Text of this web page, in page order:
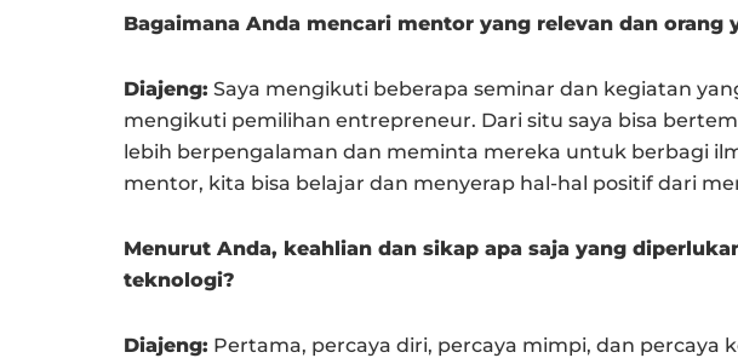
Bagaimana Anda mencari mentor yang relevan dan orang
Diajeng: Saya mengikuti beberapa seminar dan kegiatan
mengikuti pemilihan entrepreneur. Dari situ saya bisa
lebih berpengalaman dan meminta mereka untuk berbagi
mentor, kita bisa belajar dan menyerap hal-hal positif dari
Menurut Anda, keahlian dan sikap apa saja yang
teknologi?
Diajeng: Pertama, percaya diri, percaya mimpi, dan percaya